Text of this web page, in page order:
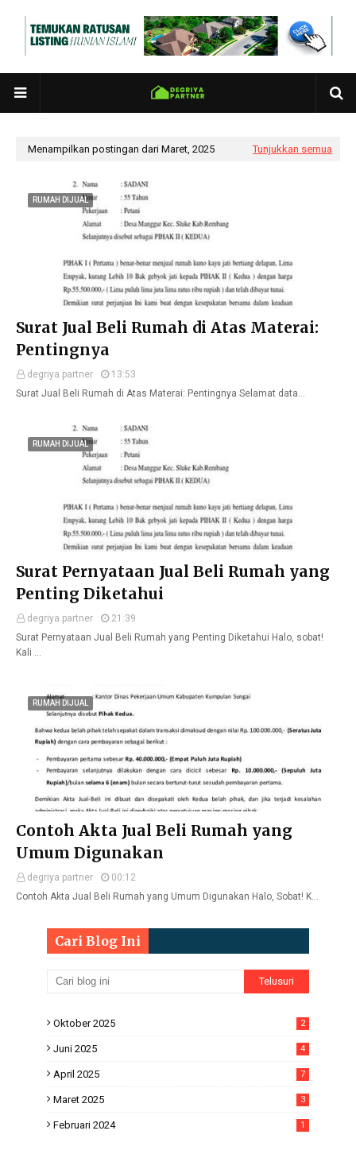
Menampilkan postingan dari Maret, 2025 Tunjukkan semua
RUMAH DIJUAL
Surat Jual Beli Rumah di Atas Materai:
Pentingnya
degriya partner
13:53
Surat Jual Beli Rumah di Atas Materai: Pentingnya Selamat data…
RUMAH DIJUAL
Surat Pernyataan Jual Beli Rumah yang
Penting Diketahui
degriya partner
21:39
Surat Pernyataan Jual Beli Rumah yang Penting Diketahui Halo, sobat!
Kali …
RUMAH DIJUAL
Contoh Akta Jual Beli Rumah yang
Umum Digunakan
degriya partner
00:12
Contoh Akta Jual Beli Rumah yang Umum Digunakan Halo, Sobat! K…
Cari Blog Ini
Oktober 2025 2
Juni 2025 4
April 2025 7
Maret 2025 3
Februari 2024 1